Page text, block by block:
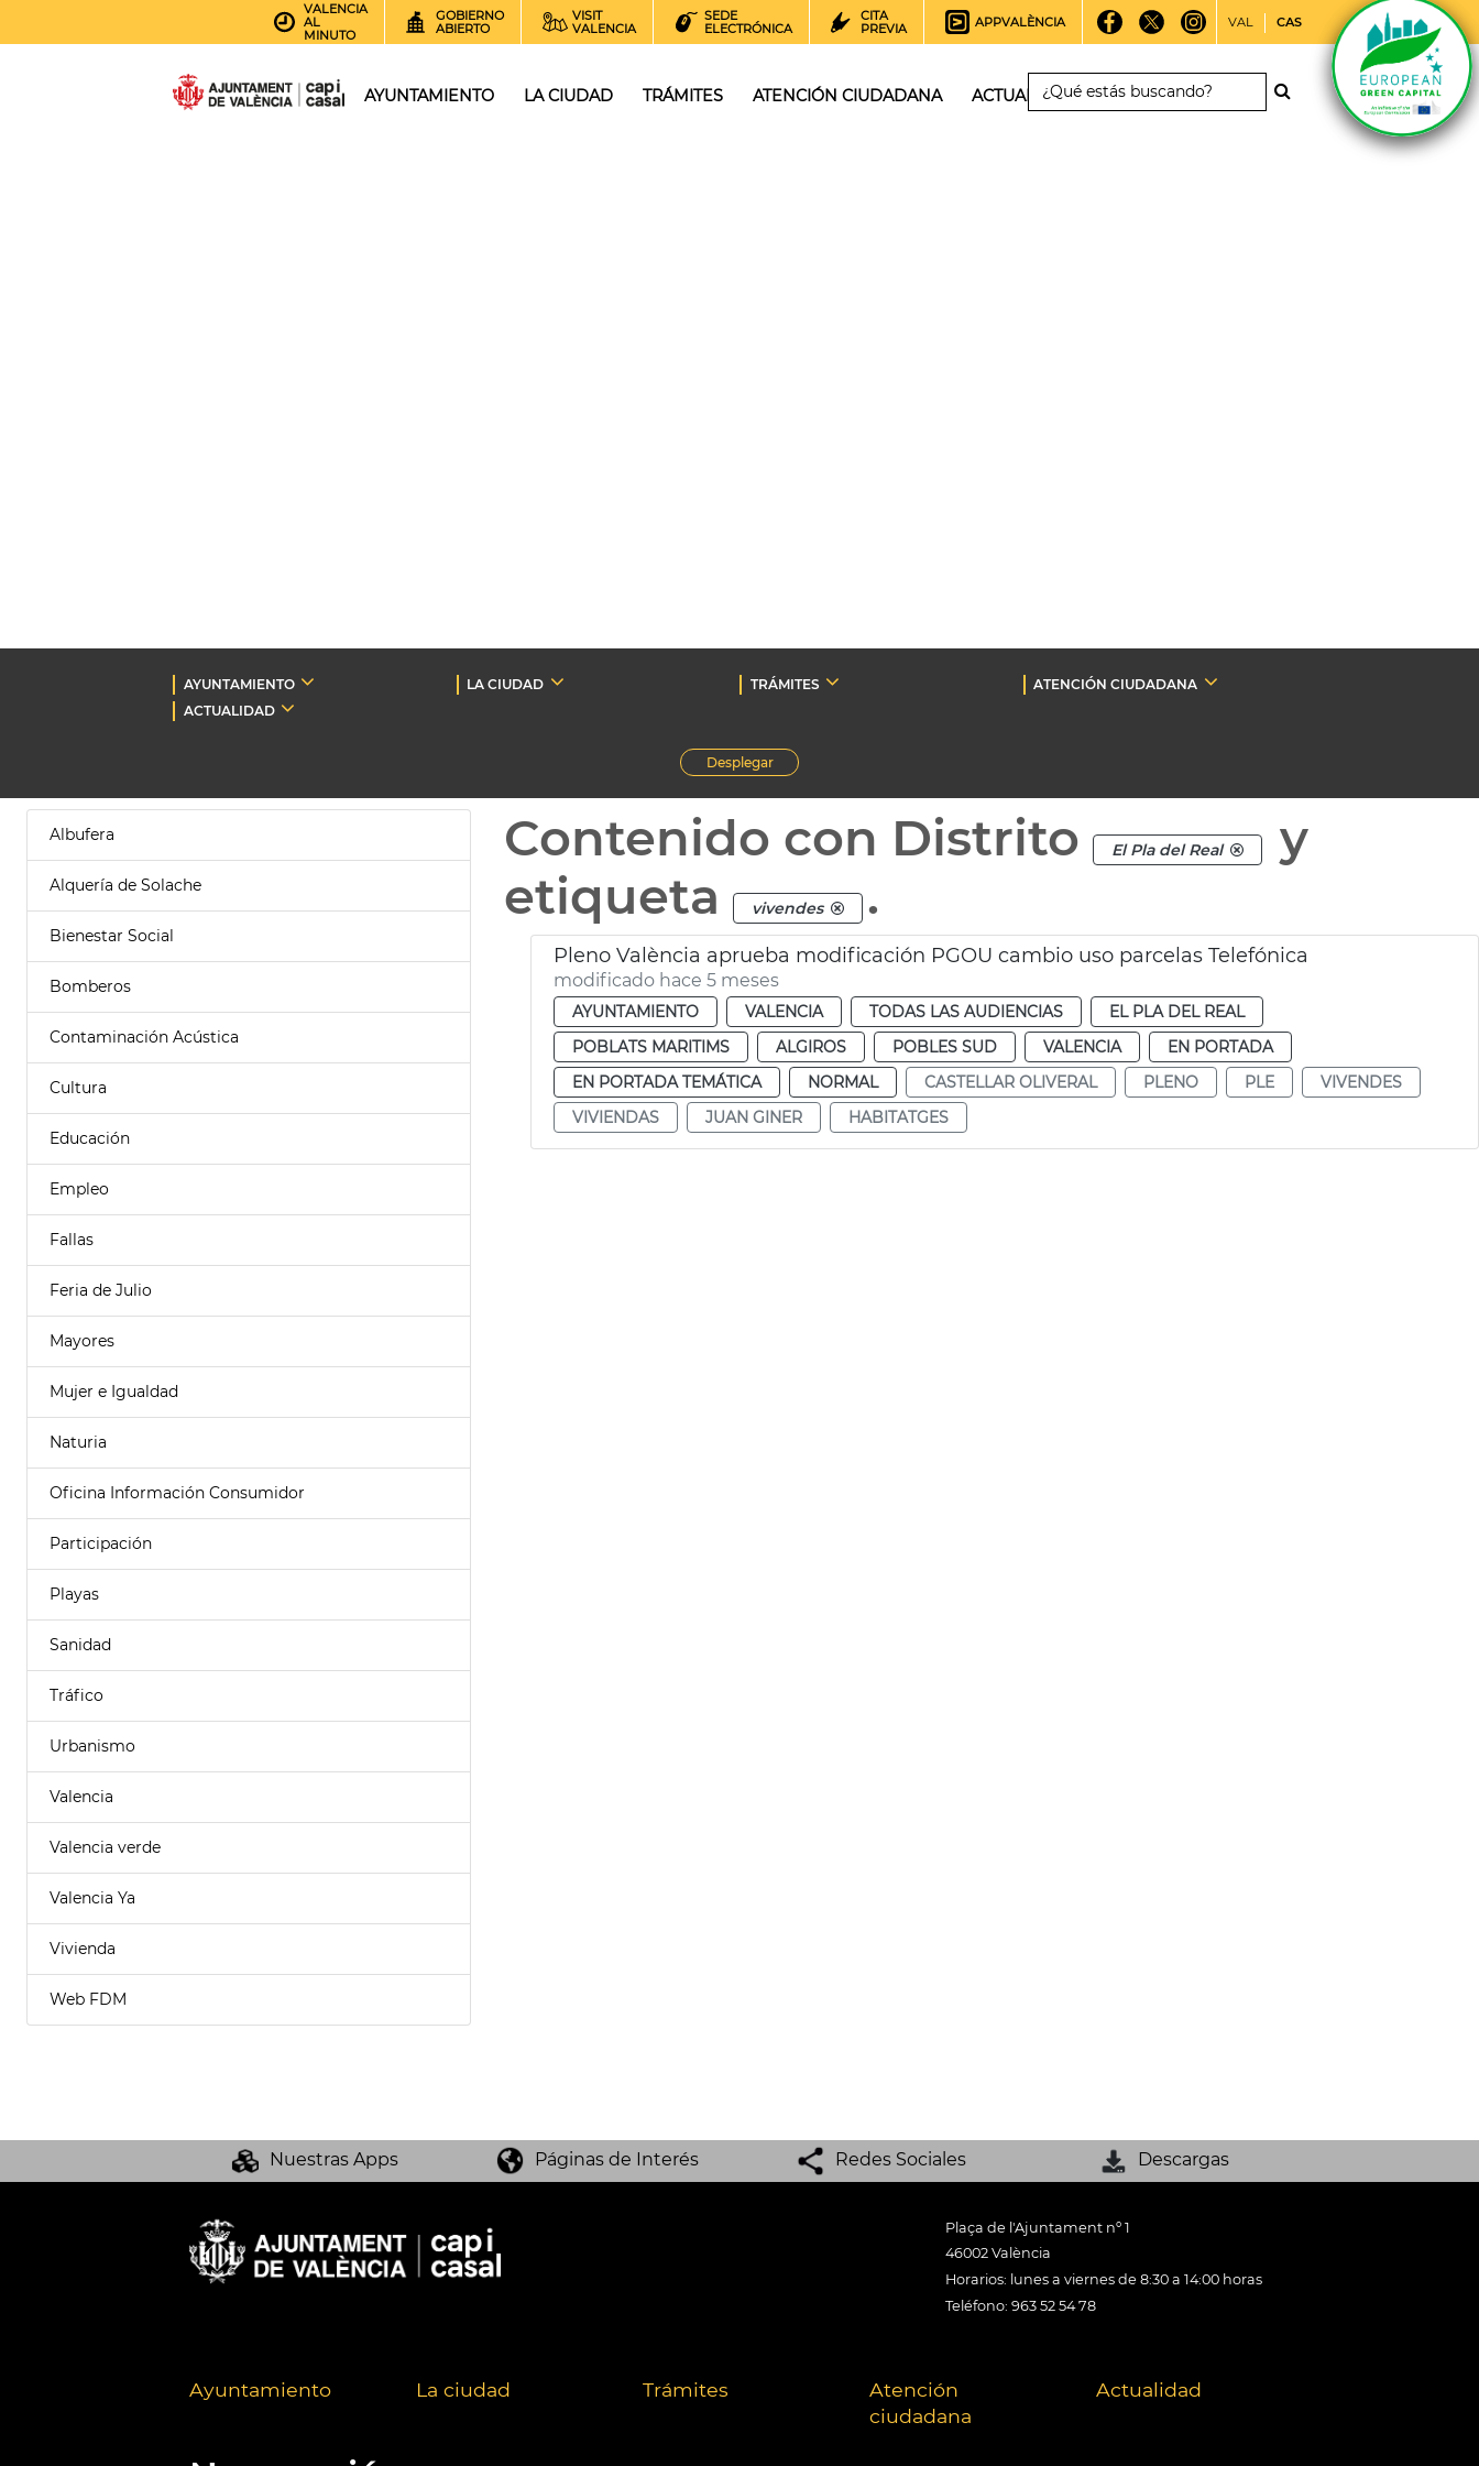
VALENCIA
AL
MINUTO
GOBIERNO
ABIERTO
VISIT
VALENCIA
SEDE
ELECTRÓNICA
CITA
PREVIA
APPVALÈNCIA VAL CAS
AYUNTAMIENTO LA CIUDAD TRÁMITES ATENCIÓN CIUDADANA ACTUALIDAD
AYUNTAMIENTO LA CIUDAD TRÁMITES
ATENCIÓN CIUDADANA
ACTUALIDAD
Desplegar
Albufera
Alquería de Solache
Bienestar Social
Bomberos
Contaminación Acústica
Cultura
Educación
Empleo
Fallas
Feria de Julio
Mayores
Mujer e Igualdad
Naturia
Oficina Información Consumidor
Participación
Playas
Sanidad
Tráfico
Urbanismo
Valencia
Valencia verde
Valencia Ya
Vivienda
Web FDM
Contenido con Distrito El Pla del Real
y
etiqueta
vivendes .
Pleno València aprueba modificación PGOU cambio uso parcelas Telefónica
modificado hace 5 meses
AYUNTAMIENTO VALENCIA TODAS LAS AUDIENCIAS
EL PLA DEL REAL
POBLATS MARITIMS
ALGIROS POBLES SUD VALENCIA
EN PORTADA
EN PORTADA TEMÁTICA
NORMAL CASTELLAR OLIVERAL PLENO PLE
VIVENDES
VIVIENDAS
JUAN GINER HABITATGES
Nuestras Apps Páginas de Interés Redes Sociales Descargas
Plaça de l'Ajuntament nº 1
46002 València
Horarios: lunes a viernes de 8:30 a 14:00 horas
Teléfono: 963 52 54 78
Ayuntamiento La ciudad Trámites
Atención
ciudadana
Actualidad